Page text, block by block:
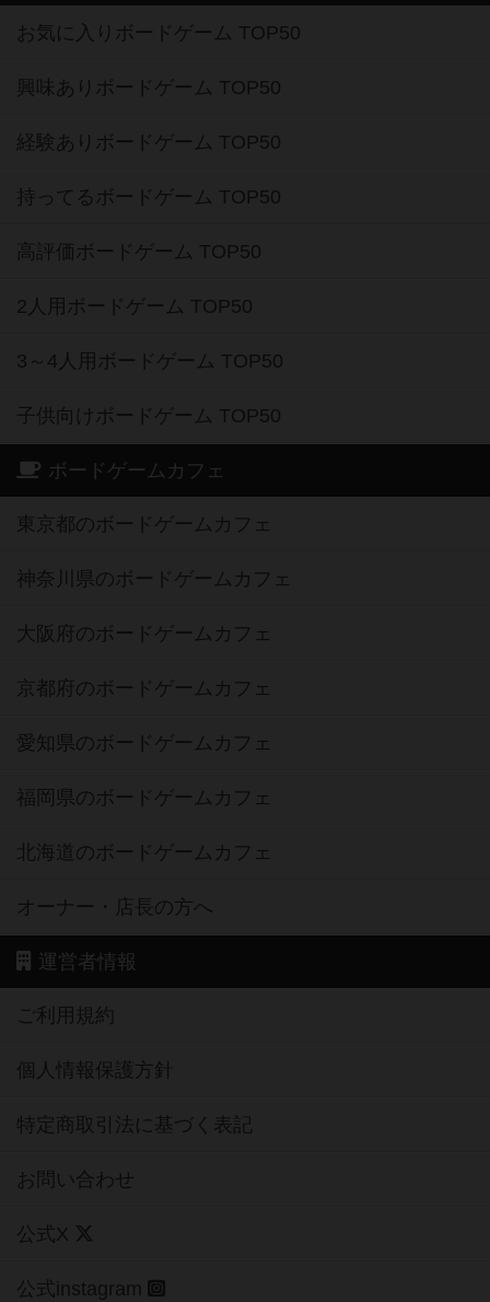
お気に入りボードゲーム TOP50
興味ありボードゲーム TOP50
経験ありボードゲーム TOP50
持ってるボードゲーム TOP50
高評価ボードゲーム TOP50
2人用ボードゲーム TOP50
3～4人用ボードゲーム TOP50
子供向けボードゲーム TOP50
ボードゲームカフェ
東京都のボードゲームカフェ
神奈川県のボードゲームカフェ
大阪府のボードゲームカフェ
京都府のボードゲームカフェ
愛知県のボードゲームカフェ
福岡県のボードゲームカフェ
北海道のボードゲームカフェ
オーナー・店長の方へ
運営者情報
ご利用規約
個人情報保護方針
特定商取引法に基づく表記
お問い合わせ
公式X
公式instagram